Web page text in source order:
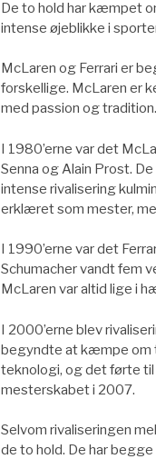
De to hold har kæmpet
intense øjeblikke i
McLaren og Ferrari er
forskellige. McLaren er
med passion og tradition.
I 1980’erne var det
Senna og Alain Prost.
intense rivalisering
erklæret som mester,
I 1990’erne var det
Schumacher vandt fem
McLaren var altid lige i
I 2000’erne blev
begyndte at kæmpe om
teknologi, og det førte til
mesterskabet i 2007.
Selvom rivaliseringen
de to hold. De har